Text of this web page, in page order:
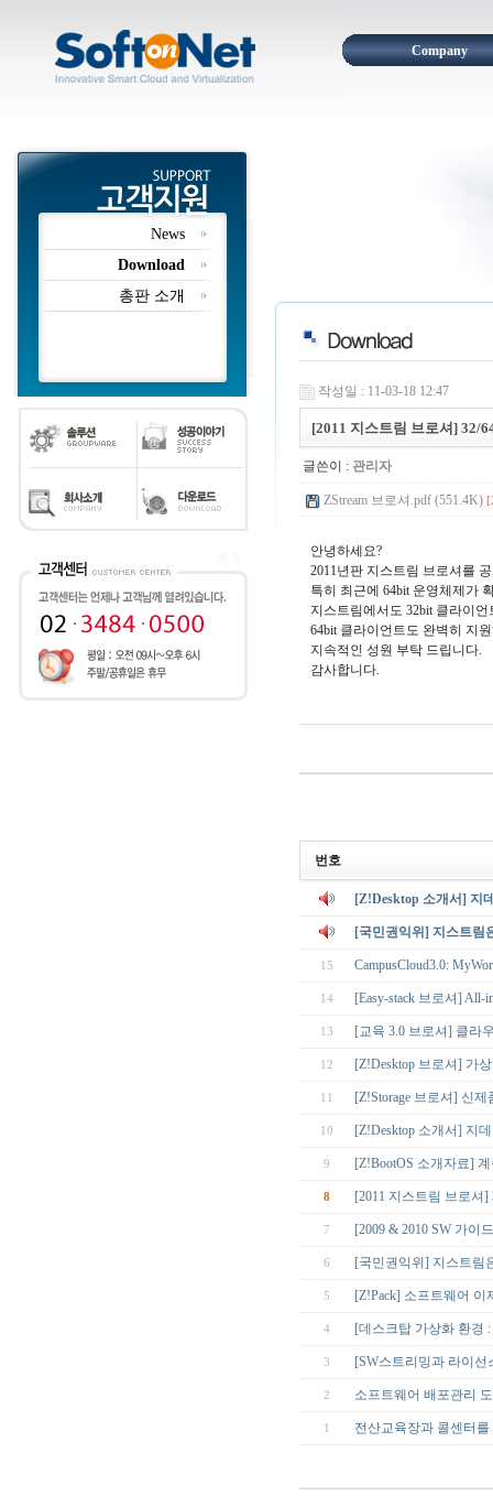
Company
News
Download
총판 소개
작성일 : 11-03-18 12:47
[2011 지스트림 브로셔] 32/
글쓴이 : 관리자
ZStream 브로셔.pdf (551.4K)
안녕하세요?
2011년판 지스트림 브로셔를
특히 최근에 64bit 운영체제가
지스트림에서도 32bit 클라이
64bit 클라이언트도 완벽히 지
지속적인 성원 부탁 드립니다.
감사합니다.
번호
[Z!Desktop 소개서] 지
[국민권익위] 지스트
15 CampusCloud3.0:
14 [Easy-stack 브로셔]
13 [교육 3.0 브로셔] 클라
12 [Z!Desktop 브로셔] 가
11 [Z!Storage 브로셔] 신
10 [Z!Desktop 소개서] 지
9 [Z!BootOS 소개자료]
8 [2011 지스트림 브로셔
7 [2009 & 2010 SW 가이
6 [국민권익위] 지스트림
5 [Z!Pack] 소프트웨어
4 [데스크탑 가상화 환경
3 [SW스트리밍과 라이
2 소프트웨어 배포관리
1 전산교육장과 콜센터